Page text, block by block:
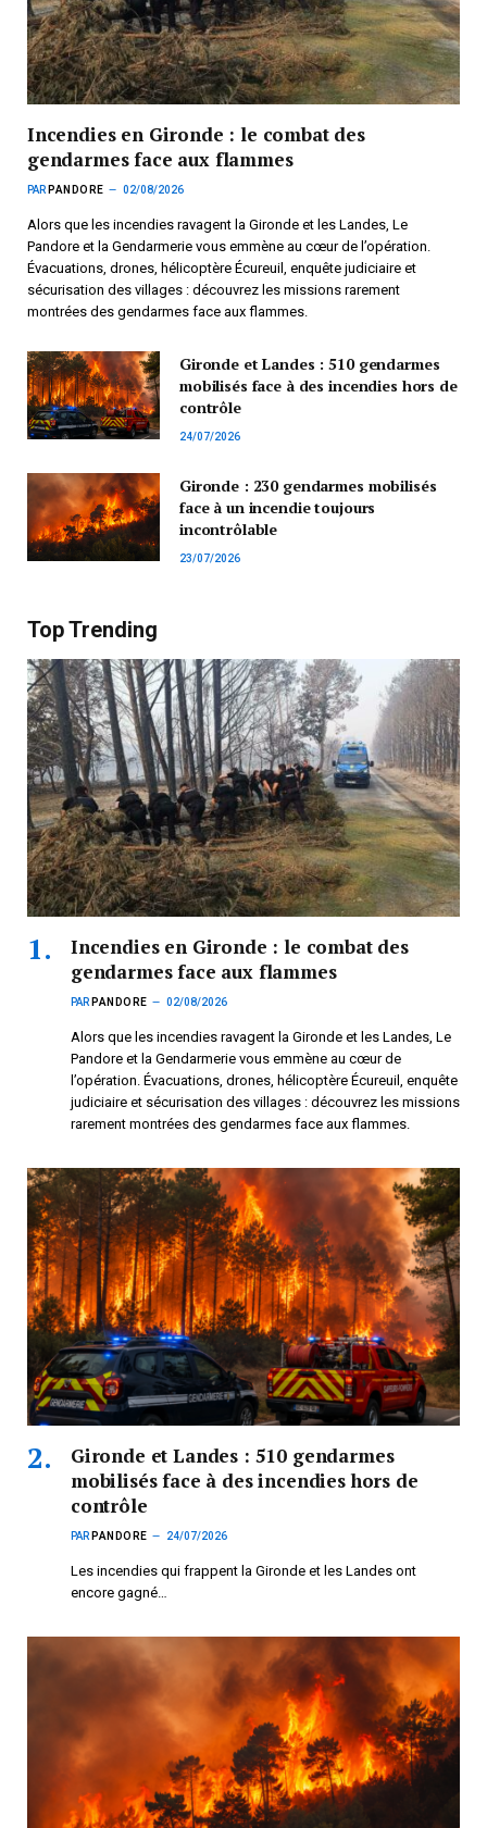
Incendies en Gironde : le combat des
gendarmes face aux flammes
PAR PANDORE 02/08/2026
Alors que les incendies ravagent la Gironde et les Landes, Le
Pandore et la Gendarmerie vous emmène au cœur de l’opération.
Évacuations, drones, hélicoptère Écureuil, enquête judiciaire et
sécurisation des villages : découvrez les missions rarement
montrées des gendarmes face aux flammes.
Gironde et Landes : 510 gendarmes
mobilisés face à des incendies hors de
contrôle
24/07/2026
Gironde : 230 gendarmes mobilisés
face à un incendie toujours
incontrôlable
23/07/2026
Top Trending
Incendies en Gironde : le combat des
gendarmes face aux flammes
PAR PANDORE 02/08/2026
Alors que les incendies ravagent la Gironde et les Landes, Le
Pandore et la Gendarmerie vous emmène au cœur de
l’opération. Évacuations, drones, hélicoptère Écureuil, enquête
judiciaire et sécurisation des villages : découvrez les missions
rarement montrées des gendarmes face aux flammes.
Gironde et Landes : 510 gendarmes
mobilisés face à des incendies hors de
contrôle
PAR PANDORE 24/07/2026
Les incendies qui frappent la Gironde et les Landes ont
encore gagné…